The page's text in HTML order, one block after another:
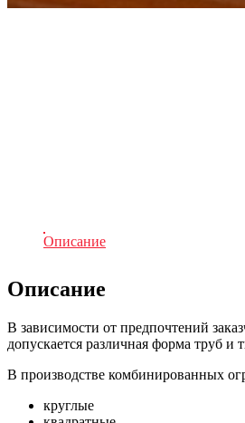
Описание
Описание
В зависимости от предпочтений
допускается различная форма труб и
В производстве комбинированных
круглые